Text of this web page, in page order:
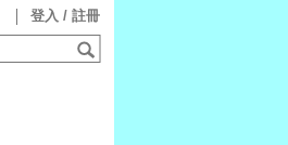
登入 / 註冊